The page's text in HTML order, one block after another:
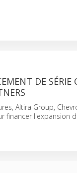
DE SÉRIE
Altira Group,
financer l'expansion